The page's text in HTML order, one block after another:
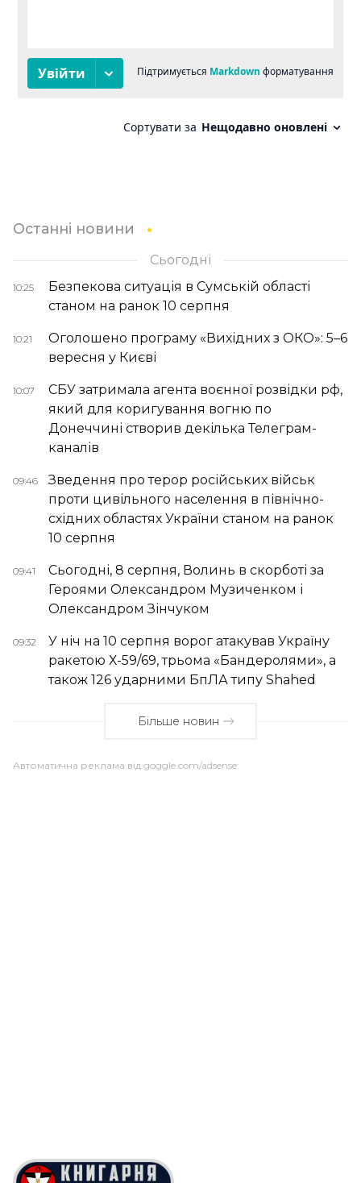
Останні новини
Сьогодні
10:25
Безпекова ситуація в Сумській області
станом на ранок 10 серпня
10:21
Оголошено програму «Вихідних з ОКО»: 5–6
вересня у Києві
10:07
СБУ затримала агента воєнної розвідки рф,
який для коригування вогню по
Донеччині створив декілька Телеграм-
каналів
09:46
Зведення про терор російських військ
проти цивільного населення в північно-
східних областях України станом на ранок
10 серпня
09:41
Сьогодні, 8 серпня, Волинь в скорботі за
Героями Олександром Музиченком і
Олександром Зінчуком
09:32
У ніч на 10 серпня ворог атакував Україну
ракетою Х-59/69, трьома «Бандеролями», а
також 126 ударними БпЛА типу Shahed
Більше новин
Автоматична реклама від goggle.com/adsense: